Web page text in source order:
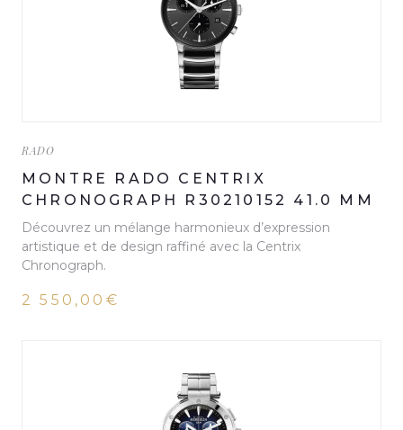
RADO
MONTRE RADO CENTRIX
CHRONOGRAPH R30210152 41.0 MM
Découvrez un mélange harmonieux d’expression
artistique et de design raffiné avec la Centrix
Chronograph.
2 550,00€